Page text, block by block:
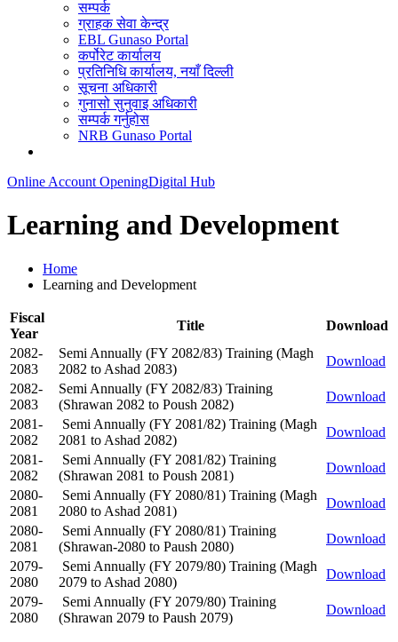
सम्पर्क
ग्राहक सेवा केन्द्र
EBL Gunaso Portal
कर्पोरेट कार्यालय
प्रतिनिधि कार्यालय, नयाँ दिल्ली
सूचना अधिकारी
गुनासो सुनुवाइ अधिकारी
सम्पर्क गर्नुहोस
NRB Gunaso Portal
Online Account OpeningDigital Hub
Learning and Development
Home
Learning and Development
Fiscal
Year
Title
Download
2082-
2083
Semi Annually (FY 2082/83) Training (Magh
2082 to Ashad 2083)
Download
2082-
2083
Semi Annually (FY 2082/83) Training
(Shrawan 2082 to Poush 2082)
Download
2081-
2082
Semi Annually (FY 2081/82) Training (Magh
2081 to Ashad 2082)
Download
2081-
2082
Semi Annually (FY 2081/82) Training
(Shrawan 2081 to Poush 2081)
Download
2080-
2081
Semi Annually (FY 2080/81) Training (Magh
2080 to Ashad 2081)
Download
2080-
2081
Semi Annually (FY 2080/81) Training
(Shrawan-2080 to Paush 2080)
Download
2079-
2080
Semi Annually (FY 2079/80) Training (Magh
2079 to Ashad 2080)
Download
2079-
2080
Semi Annually (FY 2079/80) Training
(Shrawan 2079 to Paush 2079)
Download